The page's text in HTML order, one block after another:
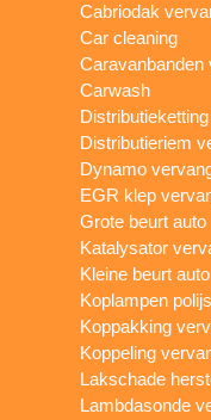
Cabriodak
Car cleaning
Caravanbanden
Carwash
Distributieriem
Dynamo
EGR klep
Grote beurt auto
Katalysator
Kleine beurt auto
Koplampen
Koppakking
Koppeling
Lakschade
Lambdasonde